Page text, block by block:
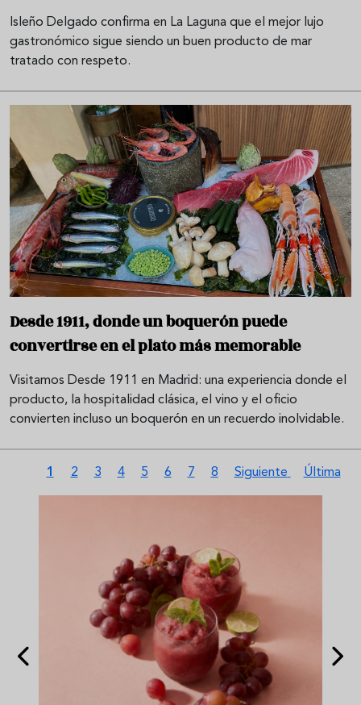
Isleño Delgado confirma en La Laguna que el mejor lujo
gastronómico sigue siendo un buen producto de mar
tratado con respeto.
Desde 1911, donde un boquerón puede
convertirse en el plato más memorable
Visitamos Desde 1911 en Madrid: una experiencia donde el
producto, la hospitalidad clásica, el vino y el oficio
convierten incluso un boquerón en un recuerdo inolvidable.
Pagination
Current page
1 Page
2 Page
3 Page
4 Page
5 Page
6 Page
7 Page
8 Next page
Siguiente Last page
Última